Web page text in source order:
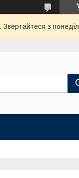
Звертайтеся з